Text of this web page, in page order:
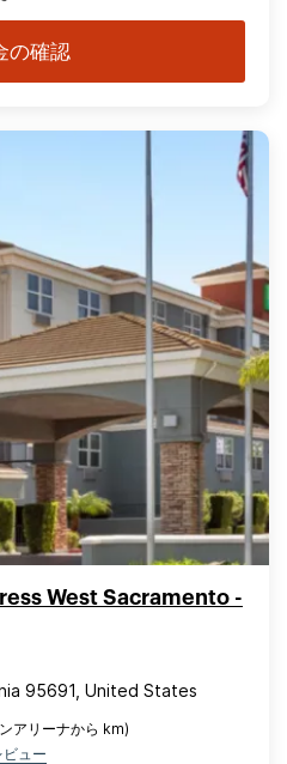
の確認
West Sacramento -
95691, United States
アリーナから km)
ュー